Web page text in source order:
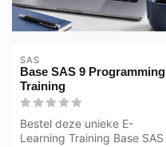
SAS
Base SAS 9 Programming
Training
Bestel deze unieke E-
Learning Training Base SAS